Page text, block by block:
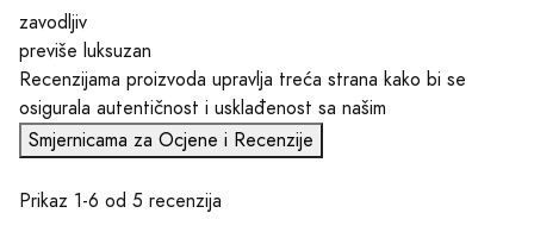
zavodljiv
previše luksuzan
Recenzijama proizvoda upravlja treća strana kako bi se
osigurala autentičnost i usklađenost sa našim
Smjernicama za Ocjene i Recenzije
Prikaz 1-6 od 5 recenzija